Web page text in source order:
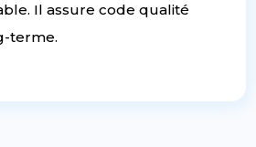
Il assure code qualité
terme.